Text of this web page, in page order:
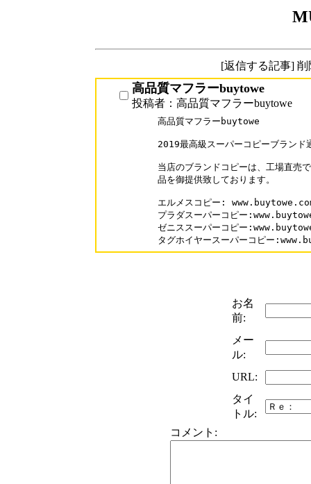
[返信する記事]
高品質マフラーbuytowe
投稿者：高品質マフラーbuytowe
高品質マフラーbuytowe
2019最高級スーパーコピーブランド
当店のブランドコピーは、工場直売
品を御提供致しております。
エルメスコピー:
プラダスーパーコピー
ゼニススーパーコピー
タグホイヤースーパーコピー
お名
前:
メー
ル:
URL:
タイ
トル:
コメント: